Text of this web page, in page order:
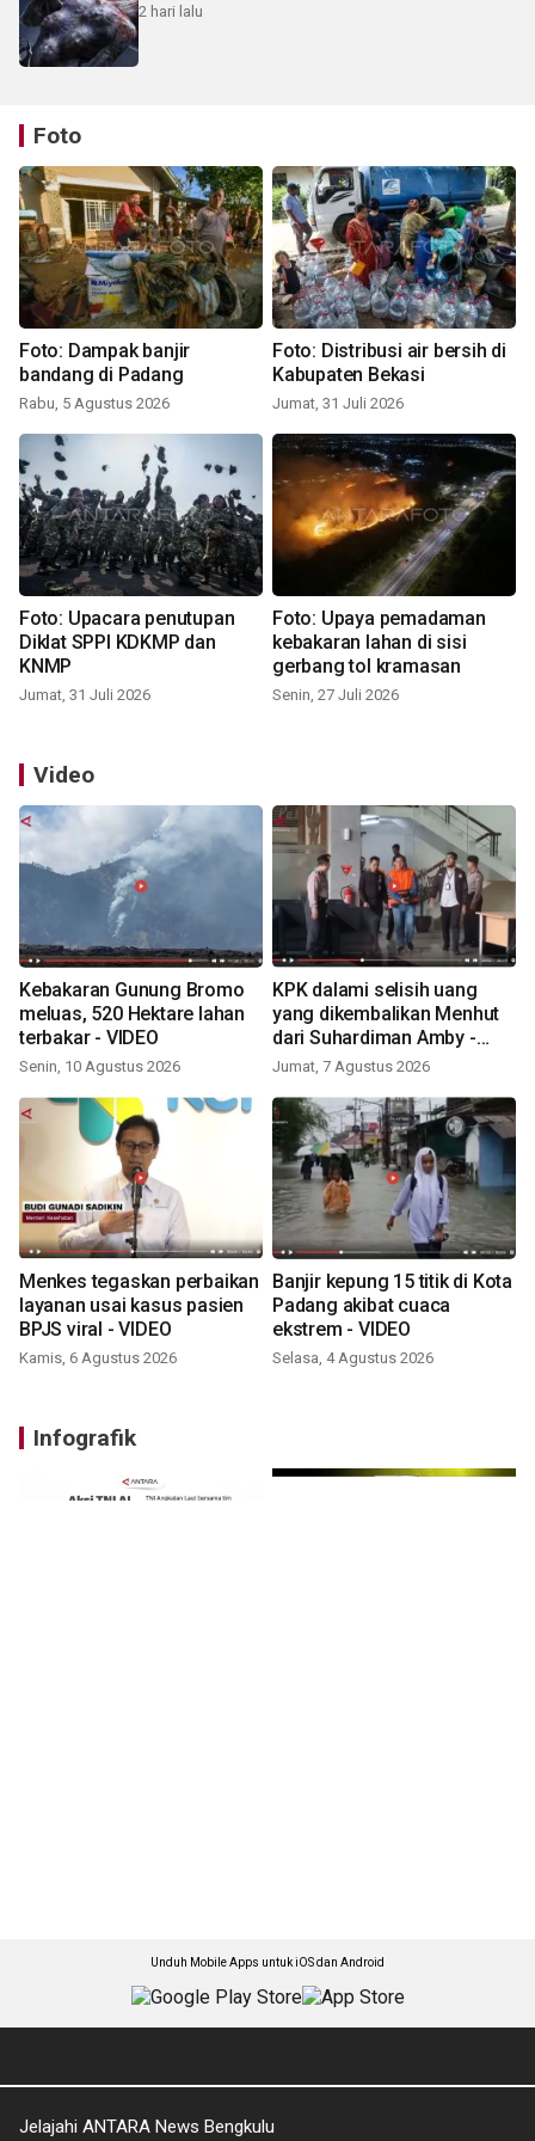
2 hari lalu
Foto
Foto: Dampak banjir
bandang di Padang
Rabu, 5 Agustus 2026
Foto: Distribusi air bersih di
Kabupaten Bekasi
Jumat, 31 Juli 2026
Foto: Upacara penutupan
Diklat SPPI KDKMP dan
KNMP
Jumat, 31 Juli 2026
Foto: Upaya pemadaman
kebakaran lahan di sisi
gerbang tol kramasan
Senin, 27 Juli 2026
Video
Kebakaran Gunung Bromo
meluas, 520 Hektare lahan
terbakar - VIDEO
Senin, 10 Agustus 2026
KPK dalami selisih uang
yang dikembalikan Menhut
dari Suhardiman Amby -
VIDEO
Jumat, 7 Agustus 2026
Menkes tegaskan perbaikan
layanan usai kasus pasien
BPJS viral - VIDEO
Kamis, 6 Agustus 2026
Banjir kepung 15 titik di Kota
Padang akibat cuaca
ekstrem - VIDEO
Selasa, 4 Agustus 2026
Infografik
Unduh Mobile Apps untuk iOS dan Android
Jelajahi ANTARA News Bengkulu